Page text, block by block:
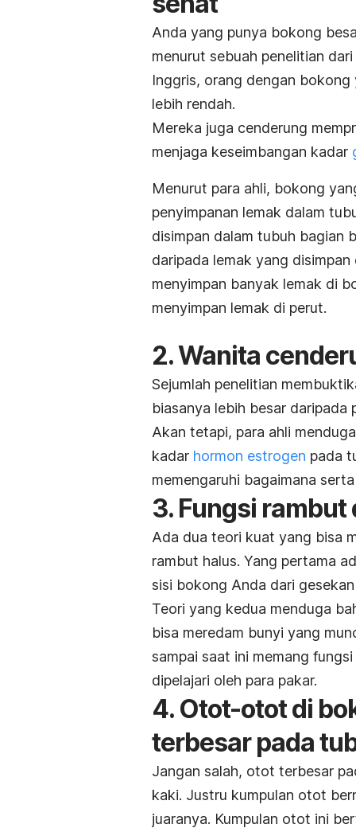
Anda yang punya bokong
menurut sebuah penelitian
Inggris, orang dengan
lebih rendah.
Mereka juga cenderung
menjaga keseimbangan kadar
Menurut para ahli, bokong
penyimpanan lemak dalam
disimpan dalam tubuh bagian
daripada lemak yang
menyimpan banyak lemak di
menyimpan lemak di perut.
2. Wanita
Sejumlah penelitian
biasanya lebih besar daripada
Akan tetapi, para ahli
kadar hormon estrogen pada
memengaruhi bagaimana
3. Fungsi
Ada dua teori kuat yang bisa
rambut halus. Yang pertama
sisi bokong Anda dari
Teori yang kedua menduga
bisa meredam bunyi yang
sampai saat ini memang
dipelajari oleh para pakar.
4. Otot-otot di
terbesar pada
Jangan salah, otot terbesar
kaki. Justru kumpulan otot
juaranya. Kumpulan otot ini